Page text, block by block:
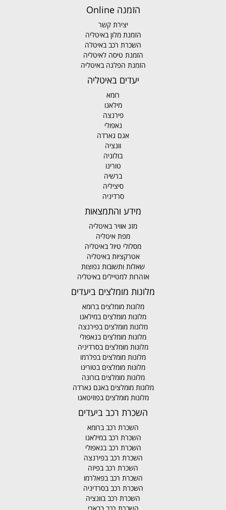
הזמנה Online
יצירת קשר
הזמנת מלון באיטליה
השכרת רכב באיטלה
הזמנת טיסה לאיטליה
הזמנת הפלגה באיטליה
יעדים באיטליה
רומא
מילאנו
פירנצה
נאפולי
אגם גארדה
וונציה
בולוניה
טורינו
ברשיה
סיציליה
סרדיניה
מידע והתמצאות
מזג אוויר באיטליה
מפת איטליה
מסלולי טיול באיטליה
אטרקציות באיטליה
שאלות ותשובות נפוצות
אזהרות למטיילים באיטליה
מלונות מומלצים ביעדים
מלונות מומלצים ברומא
מלונות מומלצים במילאנו
מלונות מומלצים בפירנצה
מלונות מומלצים בנאפולי
מלונות מומלצים בסרדיניה
מלונות מומלצים בפלרמו
מלונות מומלצים בטורינו
מלונות מומלצים בורונה
מלונות מומלצים באגם גארדה
מלונות מומלצים בפוזיטאנו
השכרת רכב ביעדים
השכרת רכב ברומא
השכרת רכב במילאנו
השכרת רכב בנאפולי
השכרת רכב בפירנצה
השכרת רכב בפיזה
השכרת רכב בפאלרמו
השכרת רכב בסרדיניה
השכרת רכב בוונציה
השכרת רכב בבארי